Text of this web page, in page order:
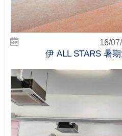
16/
伊 ALL STARS 暑